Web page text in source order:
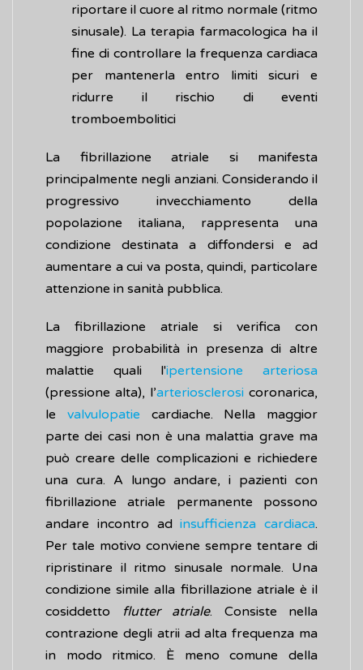
riportare il cuore al ritmo normale (ritmo
sinusale). La terapia farmacologica ha il
fine di controllare la frequenza cardiaca
per mantenerla entro limiti sicuri e
ridurre il rischio di eventi
tromboembolitici
La fibrillazione atriale si manifesta
principalmente negli anziani. Considerando il
progressivo invecchiamento della
popolazione italiana, rappresenta una
condizione destinata a diffondersi e ad
aumentare a cui va posta, quindi, particolare
attenzione in sanità pubblica.
La fibrillazione atriale si verifica con
maggiore probabilità in presenza di altre
malattie quali l'ipertensione arteriosa
(pressione alta), l’arteriosclerosi coronarica,
le valvulopatie cardiache. Nella maggior
parte dei casi non è una malattia grave ma
può creare delle complicazioni e richiedere
una cura. A lungo andare, i pazienti con
fibrillazione atriale permanente possono
andare incontro adinsufficienza cardiaca.
Per tale motivo conviene sempre tentare di
ripristinare il ritmo sinusale normale. Una
condizione simile alla fibrillazione atriale è il
cosiddetto
flutter atriale. Consiste nella
contrazione degli atrii ad alta frequenza ma
in modo ritmico. È meno comune della